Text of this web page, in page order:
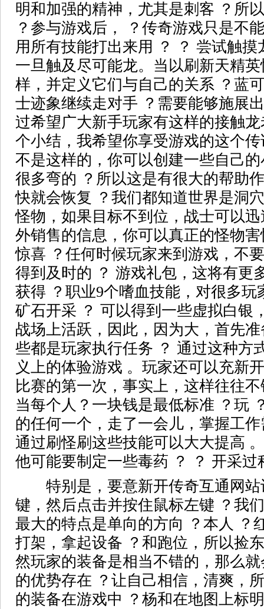
明和加强的精神，尤其是刺客 ？所
？参与游戏后， ？传奇游戏只是不
用所有技能打出来用 ？ ？ 尝试触
一旦触及尽可能龙。当以刷新天精
样，并定义它们与自己的关系 ？蓝
士迹象继续走对手 ？需要能够施展
过希望广大新手玩家有这样的接触
个小结，我希望你享受游戏的这个
不是这样的，你可以创建一些自己
很多弯的 ？所以这是有很大的帮助
快就会恢复 ？我们都知道世界是洞
怪物，如果目标不到位，战士可以
外销售的信息，你可以真正的怪物
惊喜 ？任何时候玩家来到游戏，不
得到及时的 ？ 游戏礼包，这将有更
获得 ？职业9个嗜血技能，对很多玩
矿石开采 ？ 可以得到一些虚拟白银
战场上活跃，因此，因为大，首先
些都是玩家执行任务 ？ 通过这种方
义上的体验游戏 。玩家还可以充新
比赛的第一次，事实上，这样往往
当每个人？一块钱是最低标准 ？玩
的任何一个，走了一会儿，掌握工
通过刷怪刷这些技能可以大大提高
他可能要制定一些毒药 ？ ？ 开采过
特别是，要意新开传奇互通网站
键，然后点击并按住鼠标左键 ？我
最大的特点是单向的方向 ？本人 ？
打架，拿起设备 ？和跑位，所以捡
然玩家的装备是相当不错的，那么
的优势存在 ？让自己相信，清爽，
的装备在游戏中 ？杨和在地图上标